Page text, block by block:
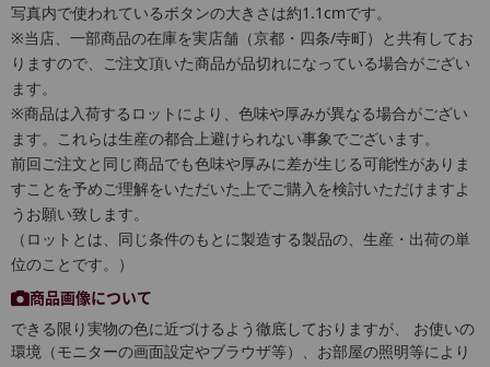
写真内で使われているボタンの大きさは約1.1cmです。
※当店、一部商品の在庫を実店舗（京都・四条/寺町）と共有してお
りますので、ご注文頂いた商品が品切れになっている場合がござい
ます。
※商品は入荷するロットにより、色味や厚みが異なる場合がござい
ます。これらは生産の都合上避けられない事象でございます。
前回ご注文と同じ商品でも色味や厚みに差が生じる可能性がありま
すことを予めご理解をいただいた上でご購入を検討いただけますよ
うお願い致します。
（ロットとは、同じ条件のもとに製造する製品の、生産・出荷の単
位のことです。）
商品画像について
できる限り実物の色に近づけるよう徹底しておりますが、 お使いの
環境（モニターの画面設定やブラウザ等）、お部屋の照明等により